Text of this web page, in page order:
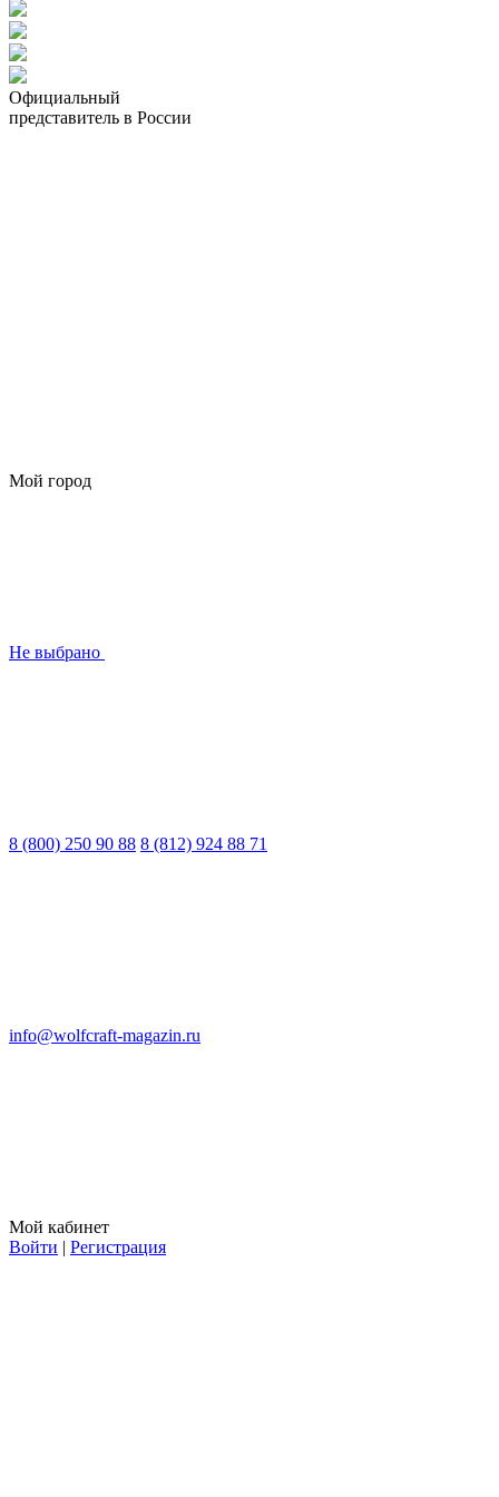
Официальный
представитель в России
Мой город
Не выбрано
8 (800) 250 90 88 8 (812) 924 88 71
info@wolfcraft-magazin.ru
Мой кабинет
Войти | Регистрация